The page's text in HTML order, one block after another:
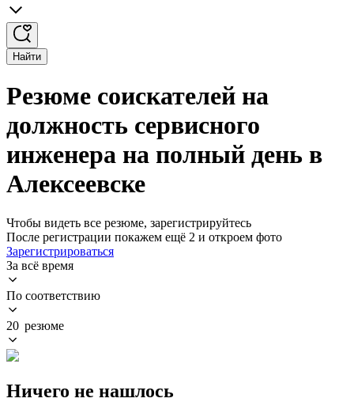
Найти
Резюме соискателей на
должность сервисного
инженера на полный день в
Алексеевске
Чтобы видеть все резюме, зарегистрируйтесь
После регистрации покажем ещё 2 и откроем фото
Зарегистрироваться
За всё время
По соответствию
20 резюме
Ничего не нашлось